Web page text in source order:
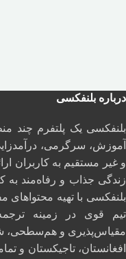
درباره بلنفکسی
بلنفکسی یک پلتفرم چند
آموزش، سرگرمی،
و غیر مستقیم به کاربران
زندگی جذاب و رفاه‌مند به
بلنفکسی با تهیه محتواهای
تیم قوی در زمینه
مقیاس‌پذیری و هم‌سطحی،
افغانستان، تاجیکستان و